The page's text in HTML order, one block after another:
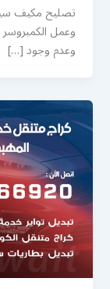
تصليح مكيف
وعمل
وعدم وجود […]